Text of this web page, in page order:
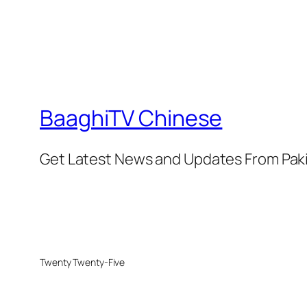
BaaghiTV Chinese
Get Latest News and Updates From
Twenty Twenty-Five